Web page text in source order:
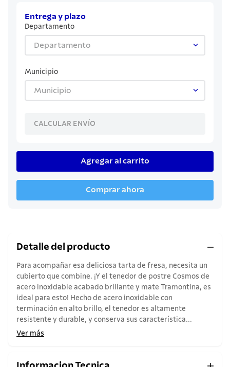
Entrega y plazo
Departamento
Departamento
Municipio
Municipio
CALCULAR ENVÍO
Agregar al carrito
Comprar ahora
Detalle del producto
Para acompañar esa deliciosa tarta de fresa, necesita un
cubierto que combine. ¡Y el tenedor de postre Cosmos de
acero inoxidable acabado brillante y mate Tramontina, es
ideal para esto! Hecho de acero inoxidable con
terminación en alto brillo, el tenedor es altamente
resistente y durable, y conserva sus característica...
Ver más